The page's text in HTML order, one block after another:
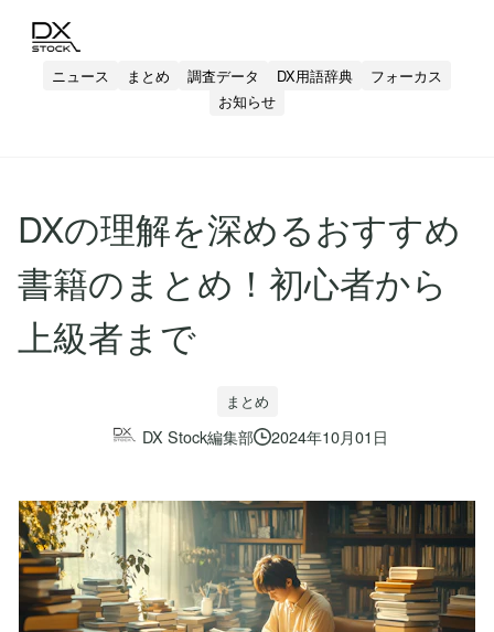
ニュース まとめ 調査データ DX用語辞典
フォーカス
お知らせ
DXの理解を深めるおすすめ
書籍のまとめ！初心者から
上級者まで
まとめ
DX Stock編集部 2024年10月01日